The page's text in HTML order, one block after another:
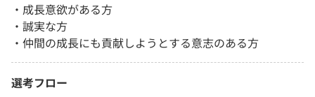
・成長意欲がある方
・誠実な方
・仲間の成長にも貢献しようとする意志のある方
選考フロー